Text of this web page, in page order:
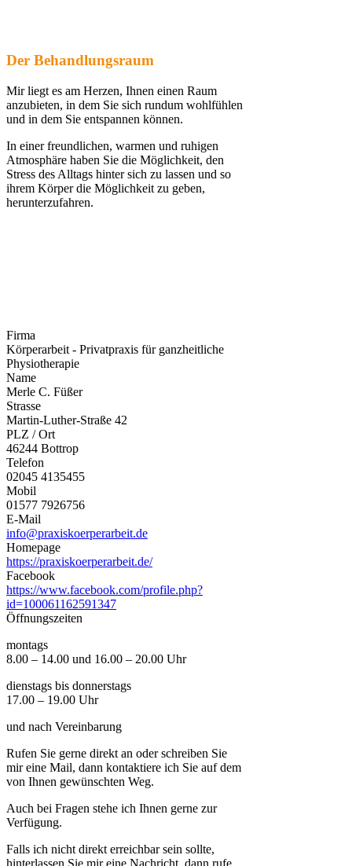
Der Behandlungsraum
Mir liegt es am Herzen, Ihnen einen Raum
anzubieten, in dem Sie sich rundum wohlfühlen
und in dem Sie entspannen können.
In einer freundlichen, warmen und ruhigen
Atmosphäre haben Sie die Möglichkeit, den
Stress des Alltags hinter sich zu lassen und so
ihrem Körper die Möglichkeit zu geben,
herunterzufahren.
Firma
Körperarbeit - Privatpraxis für ganzheitliche
Physiotherapie
Name
Merle C. Füßer
Strasse
Martin-Luther-Straße 42
PLZ / Ort
46244 Bottrop
Telefon
02045 4135455
Mobil
01577 7926756
E-Mail
info@praxiskoerperarbeit.de
Homepage
https://praxiskoerperarbeit.de/
Facebook
https://www.facebook.com/profile.php?
id=100061162591347
Öffnungszeiten
montags
8.00 – 14.00 und 16.00 – 20.00 Uhr
dienstags bis donnerstags
17.00 – 19.00 Uhr
und nach Vereinbarung
Rufen Sie gerne direkt an oder schreiben Sie
mir eine Mail, dann kontaktiere ich Sie auf dem
von Ihnen gewünschten Weg.
Auch bei Fragen stehe ich Ihnen gerne zur
Verfügung.
Falls ich nicht direkt erreichbar sein sollte,